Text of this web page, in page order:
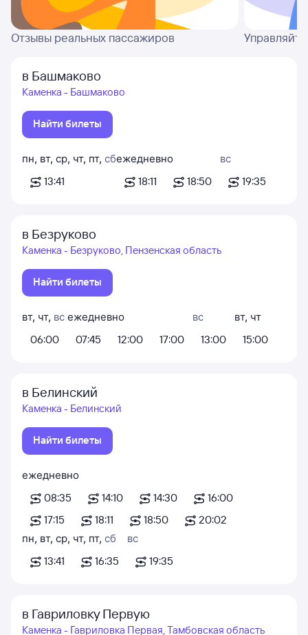
Отзывы реальных пассажиров
в Башмаково
Каменка - Башмаково
Найти билеты
пн, вт, ср, чт, пт, сб
13:41
ежедневно
18:11
18:50
вс
19:35
в Безруково
Каменка - Безруково, Пензенская область
Найти билеты
вт, чт, вс
06:00
ежедневно
07:45
12:00 17:00
вс
13:00
вт, чт
15:00
в Белинский
Каменка - Белинский
Найти билеты
ежедневно
08:35
14:10 14:30
16:00
17:15
18:11 18:50
20:02
пн, вт, ср, чт, пт, сб
13:41
16:35
вс
19:35
в Гавриловку Первую
Каменка - Гавриловка Первая, Тамбовская область